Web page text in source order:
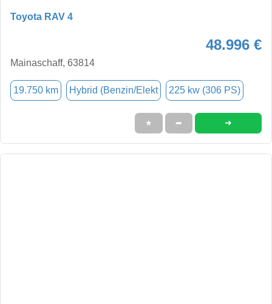
Toyota RAV 4
48.996 €
Mainaschaff, 63814
19.750 km Hybrid (Benzin/Elekt 225 kw (306 PS)
★ ➦ ➜